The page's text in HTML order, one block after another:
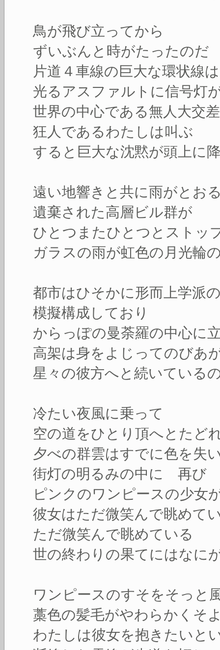
鳥が飛び立ってから
ずいぶんと時がたったのだ
片道４車線の巨大な環状線
光るアスファルトに信号灯
世界の中心である無人大交
狂人であるわたしは叫ぶ
すると巨大な沈黙が頭上に
遠い地響きと共に雨がとお
遺棄された高層ビル群が
ひとつまたひとつとストッ
ガラスの雨が虹色の月光輪
都市はひそかに形而上学派
模擬構成しており
からっぽの曼荼羅の中心に
高架は身をよじってのびあ
星々の彼方へと続いている
冷たい夜風に乗って
空の道をひとり頂へとたど
夕べの群雲はすでに色を失
街灯の明るみの中に 再び
ピンクのワンピースの少女
彼女はただ微笑んで眺めて
ただ微笑んで眺めている
世の終わりの果てにはなに
ワンピースのすそをそっと
藁色の髪毛がやわらかくそ
わたしは彼女を抱きたいと